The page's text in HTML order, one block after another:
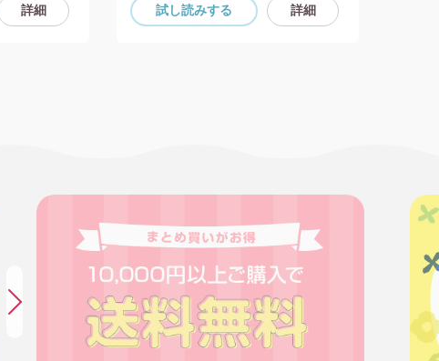
詳細 試し読みする 詳細